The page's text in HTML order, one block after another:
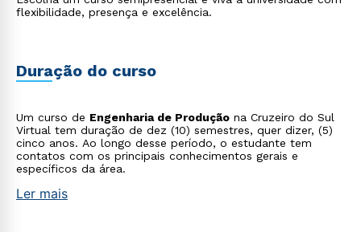
flexibilidade, presença e excelência.
Duração do curso
Um curso de Engenharia de Produção na Cruzeiro do Sul
Virtual tem duração de dez (10) semestres, quer dizer, (5)
cinco anos. Ao longo desse período, o estudante tem
contatos com os principais conhecimentos gerais e
específicos da área.
Ler mais